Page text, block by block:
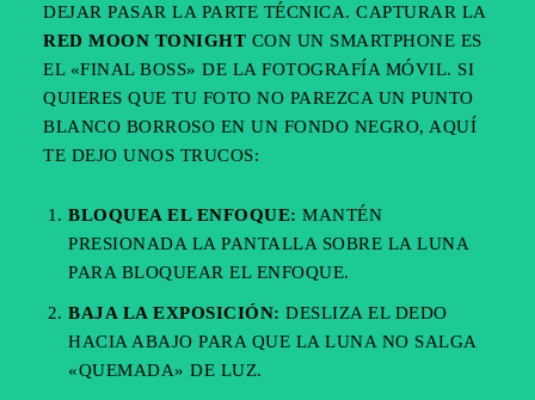
DEJAR PASAR LA PARTE TÉCNICA. CAPTURAR LA
RED MOON TONIGHT CON UN SMARTPHONE ES
EL «FINAL BOSS» DE LA FOTOGRAFÍA MÓVIL. SI
QUIERES QUE TU FOTO NO PAREZCA UN PUNTO
BLANCO BORROSO EN UN FONDO NEGRO, AQUÍ
TE DEJO UNOS TRUCOS:
BLOQUEA EL ENFOQUE: MANTÉN
PRESIONADA LA PANTALLA SOBRE LA LUNA
PARA BLOQUEAR EL ENFOQUE.
BAJA LA EXPOSICIÓN: DESLIZA EL DEDO
HACIA ABAJO PARA QUE LA LUNA NO SALGA
«QUEMADA» DE LUZ.